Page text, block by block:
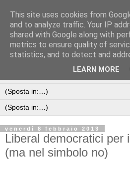
venerdì 8 febbraio 2013
Liberal democratici per
(ma nel simbolo no)
This site uses cookies from
and to analyze traffic. Your IP
shared with Google along with
metrics to ensure quality of
statistics, and to detect and
LEARN MORE